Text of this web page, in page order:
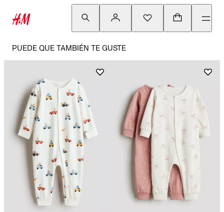
PUEDE QUE TAMBIÉN TE GUSTE